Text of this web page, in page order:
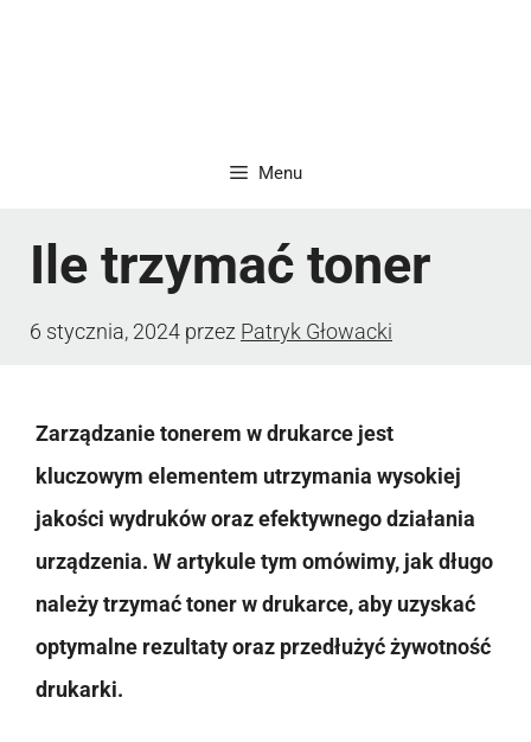
Menu
Ile trzymać toner
6 stycznia, 2024 przez Patryk Głowacki
Zarządzanie tonerem w drukarce jest
kluczowym elementem utrzymania wysokiej
jakości wydruków oraz efektywnego działania
urządzenia. W artykule tym omówimy, jak długo
należy trzymać toner w drukarce, aby uzyskać
optymalne rezultaty oraz przedłużyć żywotność
drukarki.